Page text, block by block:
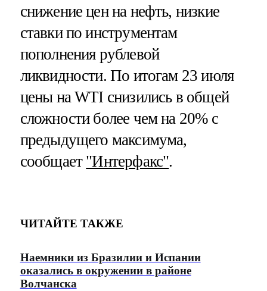
снижение цен на нефть, низкие
ставки по инструментам
пополнения рублевой
ликвидности. По итогам 23 июля
цены на WTI снизились в общей
сложности более чем на 20% с
предыдущего максимума,
сообщает "Интерфакс".
ЧИТАЙТЕ ТАКЖЕ
Наемники из Бразилии и Испании
оказались в окружении в районе
Волчанска